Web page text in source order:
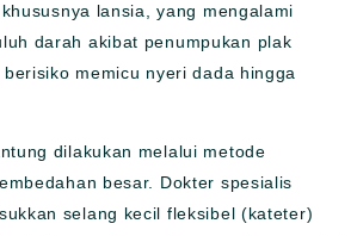
lansia, yang mengalami
darah akibat penumpukan plak
memicu nyeri dada hingga
dilakukan melalui metode
besar. Dokter spesialis
selang kecil fleksibel (kateter)